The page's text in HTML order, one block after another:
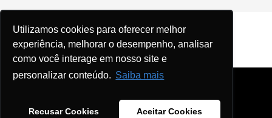
Utilizamos cookies para oferecer melhor
experiência, melhorar o desempenho, analisar
como você interage em nosso site e
personalizar conteúdo. Saiba mais
Recusar Cookies Aceitar Cookies